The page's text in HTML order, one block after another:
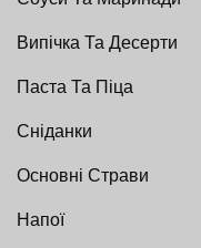
Випічка Та Десерти
Паста Та Піца
Сніданки
Основні Страви
Напої